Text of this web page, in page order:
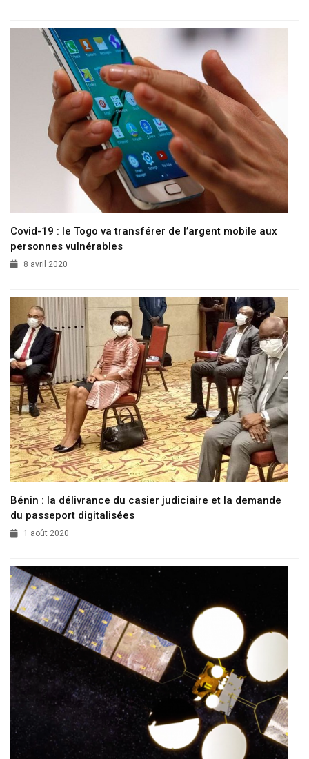
Covid-19 : le Togo va transférer de l’argent mobile aux
personnes vulnérables
8 avril 2020
Bénin : la délivrance du casier judiciaire et la demande
du passeport digitalisées
1 août 2020